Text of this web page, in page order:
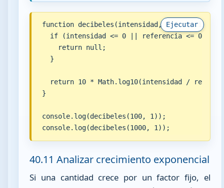
Ejecutar
function decibeles(intensidad, referencia) {
  if (intensidad <= 0 || referencia <= 0) {
    return null;
  }
return 10 * Math.log10(intensidad /
}
console.log(decibeles(100, 1));
console.log(decibeles(1000, 1));
40.11 Analizar crecimiento exponencial
Si una cantidad crece por un factor fijo, el